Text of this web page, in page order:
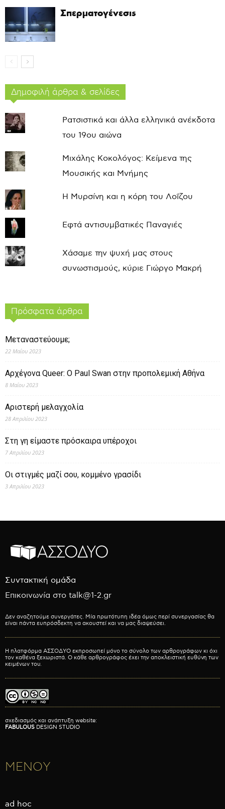
Σπερματογένεσις
Δημοφιλή άρθρα & σελίδες
Ρατσιστικά και άλλα ελληνικά ανέκδοτα
του 19ου αιώνα
Μιχάλης Κοκολόγος: Κείμενα της
Μουσικής και Μνήμης
Η Μυρσίνη και η κόρη του Λοΐζου
Εφτά αντισυμβατικές Παναγιές
Χάσαμε την ψυχή μας στους
συνωστισμούς, κύριε Γιώργο Μακρή
Πρόσφατα άρθρα
Μεταναστεύουμε;
22 Μαΐου 2023
Αρχέγονα Queer: O Paul Swan στην προπολεμική Αθήνα
8 Μαΐου 2023
Αριστερή μελαγχολία
28 Απριλίου 2023
Στη γη είμαστε πρόσκαιρα υπέροχοι
7 Απριλίου 2023
Οι στιγμές μαζί σου, κομμένο γρασίδι
3 Απριλίου 2023
Συντακτική ομάδα
Επικοινωνία στο talk@1-2.gr
Δεν αναζητούμε συνεργάτες. Μία πρωτότυπη ιδέα όμως περί συνεργασίας θα
είναι πάντα ευπρόσδεκτη να ακουστεί και να μας διαψεύσει.
Η πλατφόρμα ΑΣΣΟΔΥΟ εκπροσωπεί μόνο το σύνολο των αρθρογράφων κι όχι
τον καθένα ξεχωριστά. Ο κάθε αρθρογράφος έχει την αποκλειστική ευθύνη των
κειμένων του.
σχεδιασμός και ανάπτυξη website:
FABULOUS DESIGN STUDIO
ΜΕΝΟΥ
ad hoc